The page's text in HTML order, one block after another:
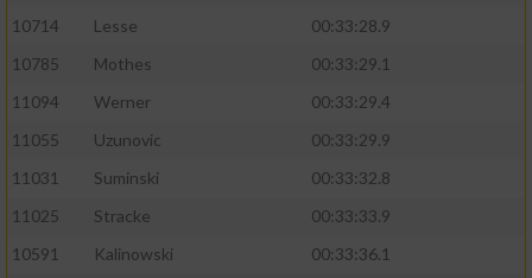
10714
Lesse
00:33:28.9
10785
Mothes
00:33:29.1
11094
Werner
00:33:29.4
11055
Uzunovic
00:33:29.9
11031
Suminski
00:33:32.8
11025
Stracke
00:33:33.9
10591
Kalinowski
00:33:36.1